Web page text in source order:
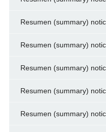
Resumen (summary)
Resumen (summary)
Resumen (summary)
Resumen (summary)
Resumen (summary)